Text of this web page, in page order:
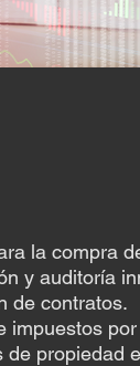
la compra
y auditoría
de contratos.
impuestos
de propiedad